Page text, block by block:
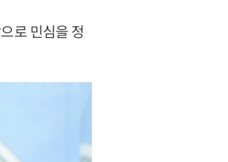
로 민심을 정